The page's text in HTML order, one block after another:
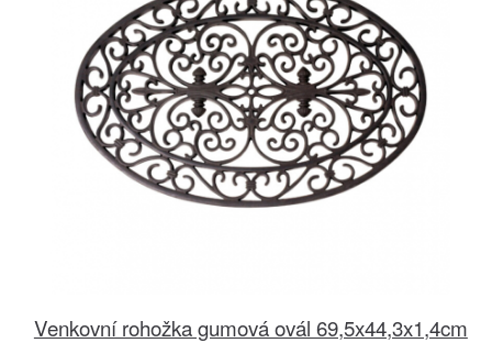
Venkovní rohožka gumová ovál 69,5x44,3x1,4cm